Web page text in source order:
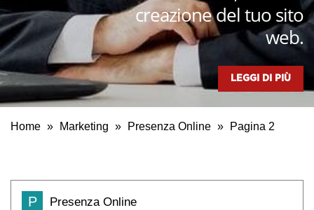
creazione del tuo sito
web.
LEGGI DI PIÙ
Home » Marketing » Presenza Online » Pagina 2
P Presenza Online